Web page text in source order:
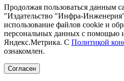
Продолжая пользоваться данным
"Издательство "Инфра-Инженерия"
использование файлов cookie и
персональных данных с помощью
Яндекс.Метрика. С Политикой
ознакомлен.
Согласен